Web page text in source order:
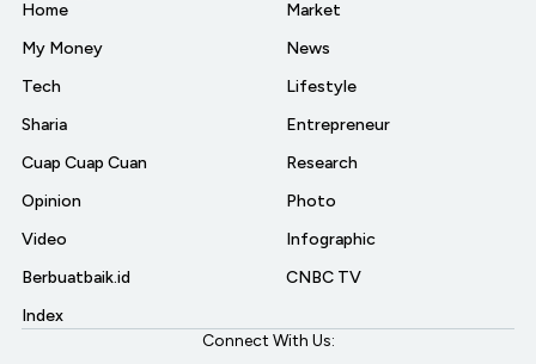
Home
My Money
Tech
Sharia
Cuap Cuap Cuan
Opinion
Video
Berbuatbaik.id
Index
Market
News
Lifestyle
Entrepreneur
Research
Photo
Infographic
CNBC TV
Connect With Us: